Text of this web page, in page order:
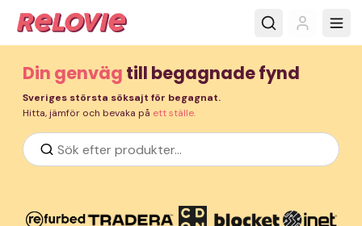
Din genväg till begagnade fynd
Sveriges största söksajt för begagnat.
Hitta, jämför och bevaka på ett ställe.